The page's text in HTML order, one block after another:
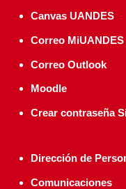
Canvas UANDES
Correo MiUANDES
Correo Outlook
Moodle
Crear contraseña
Dirección de
Comunicaciones